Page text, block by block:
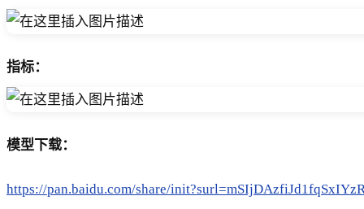
指标：
模型下载：
https://pan.baidu.com/share/